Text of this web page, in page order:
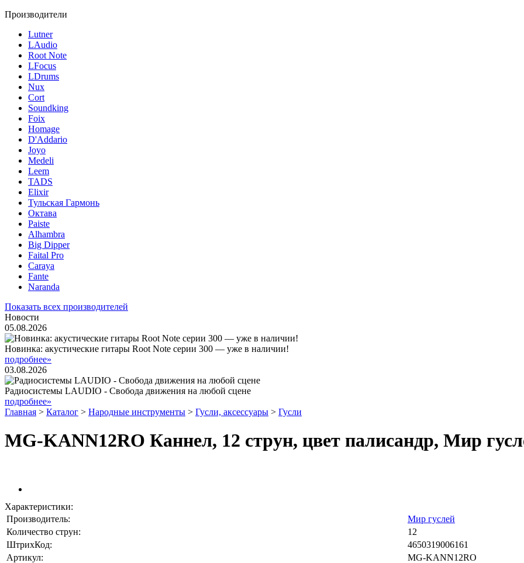
Производители
Lutner
LAudio
Root Note
LFocus
LDrums
Nux
Cort
Soundking
Foix
Homage
D'Addario
Joyo
Medeli
Leem
TADS
Elixir
Тульская Гармонь
Октава
Paiste
Alhambra
Big Dipper
Faital Pro
Caraya
Fante
Naranda
Показать всех производителей
Новости
05.08.2026
Новинка: акустические гитары Root Note серии 300 — уже в наличии!
подробнее»
03.08.2026
Радиосистемы LAUDIO - Свобода движения на любой сцене
подробнее»
Главная > Каталог > Народные инструменты > Гусли, аксессуары > Гусли
MG-KANN12RO Каннел, 12 струн, цвет палисандр, Мир
Характеристики:
Производитель:
Мир гуслей
Количество струн:
12
ШтрихКод:
4650319006161
Артикул:
MG-KANN12RO